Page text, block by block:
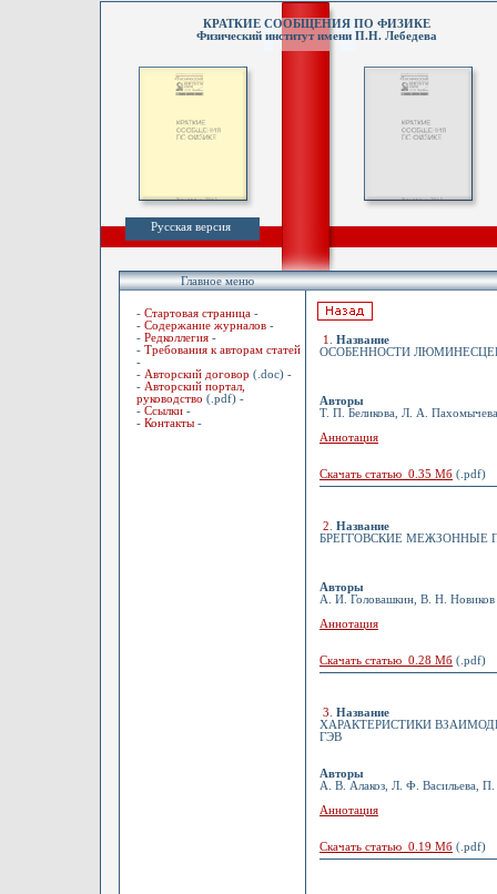
КРАТКИЕ СООБЩЕНИЯ ПО ФИЗИКЕ
Физический институт имени П.Н. Лебедева
Русская версия
Главное меню
- Стартовая страница -
- Содержание журналов -
- Редколлегия -
- Требования к авторам статей
-
- Авторский договор (.doc) -
- Авторский портал,
руководство (.pdf) -
- Ссылки -
- Контакты -
1
Название
ОСОБЕННОСТИ
Авторы
Т. П. Беликова, Л. А.
Аннотация
Скачать статью 0.35 Мб (.pdf)
2
Название
БРЕГГОВСКИЕ МЕЖЗОННЫЕ
Авторы
А. И. Головашкин, В. Н. Новиков
Аннотация
Скачать статью 0.28 Мб (.pdf)
3
Название
ХАРАКТЕРИСТИКИ
ГЭВ
Авторы
А. В. Алакоз, Л. Ф. Васильева,
Аннотация
Скачать статью 0.19 Мб (.pdf)